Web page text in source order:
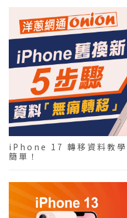
iPhone 17 轉移資料教
簡單！